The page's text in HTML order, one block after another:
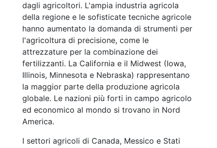
dagli agricoltori. L'ampia industria agricola
della regione e le sofisticate tecniche agricole
hanno aumentato la domanda di strumenti per
l'agricoltura di precisione, come le
attrezzature per la combinazione dei
fertilizzanti. La California e il Midwest (Iowa,
Illinois, Minnesota e Nebraska) rappresentano
la maggior parte della produzione agricola
globale. Le nazioni più forti in campo agricolo
ed economico al mondo si trovano in Nord
America.
I settori agricoli di Canada, Messico e Stati